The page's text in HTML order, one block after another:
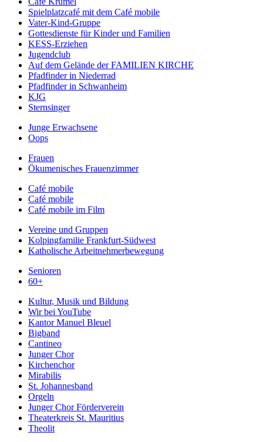
Spielplatzcafé mit dem Café mobile
Vater-Kind-Gruppe
Gottesdienste für Kinder und Familien
KESS-Erziehen
Jugendclub
Auf dem Gelände der FAMILIEN KIRCHE
Pfadfinder in Niederrad
Pfadfinder in Schwanheim
KJG
Sternsinger
Junge Erwachsene
Oops
Frauen
Ökumenisches Frauenzimmer
Café mobile
Café mobile
Café mobile im Film
Vereine und Gruppen
Kolpingfamilie Frankfurt-Südwest
Katholische Arbeitnehmerbewegung
Senioren
60+
Kultur, Musik und Bildung
Wir bei YouTube
Kantor Manuel Bleuel
Bigband
Cantineo
Junger Chor
Kirchenchor
Mirabilis
St. Johannesband
Orgeln
Junger Chor Förderverein
Theaterkreis St. Mauritius
Theolit